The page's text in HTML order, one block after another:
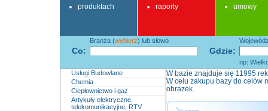
produktach
raporty
umowy
Co: Gdzie:
Branża (wybierz) lub słowo
np:
Usługi Budowlane
Chemia
Ciepłownictwo i gaz
Artykuły elektryczne,
telekomunikacyjne, RTV
W bazie znajduje się 11995
W celu zakupu bazy do celów
obrazek.